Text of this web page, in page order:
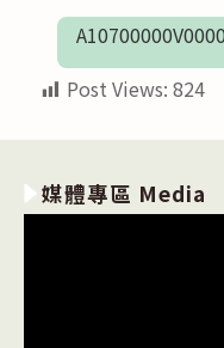
Post Views: 824
媒體專區 Media